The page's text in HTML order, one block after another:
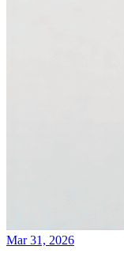
Mar 31, 2026